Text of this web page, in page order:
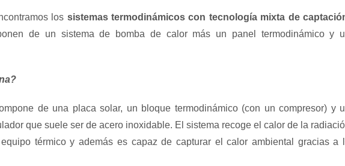
los sistemas termodinámicos con tecnología mixta de
de un sistema de bomba de calor más un panel termodinámico y
de una placa solar, un bloque termodinámico (con un compresor) y
que suele ser de acero inoxidable. El sistema recoge el calor de la
térmico y además es capaz de capturar el calor ambiental gracias a